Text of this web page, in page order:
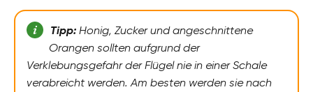
Tipp: Honig, Zucker und angeschnittene
Orangen sollten aufgrund der
Verklebungsgefahr der Flügel nie in einer Schale
verabreicht werden. Am besten werden sie nach